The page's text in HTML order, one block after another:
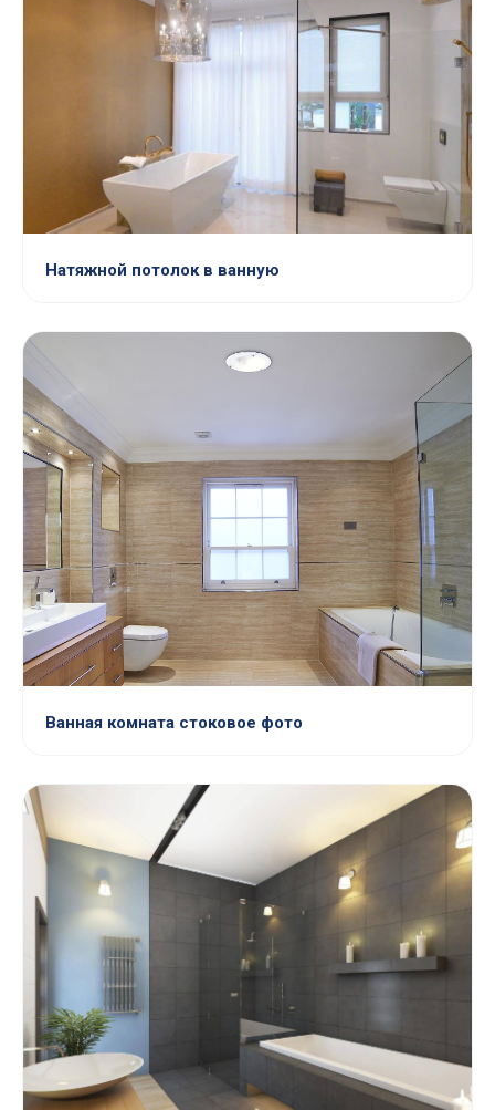
Натяжной потолок в ванную
Ванная комната стоковое фото